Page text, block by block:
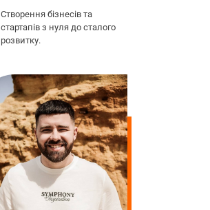
Створення бізнесів та
стартапів з нуля до сталого
розвитку.